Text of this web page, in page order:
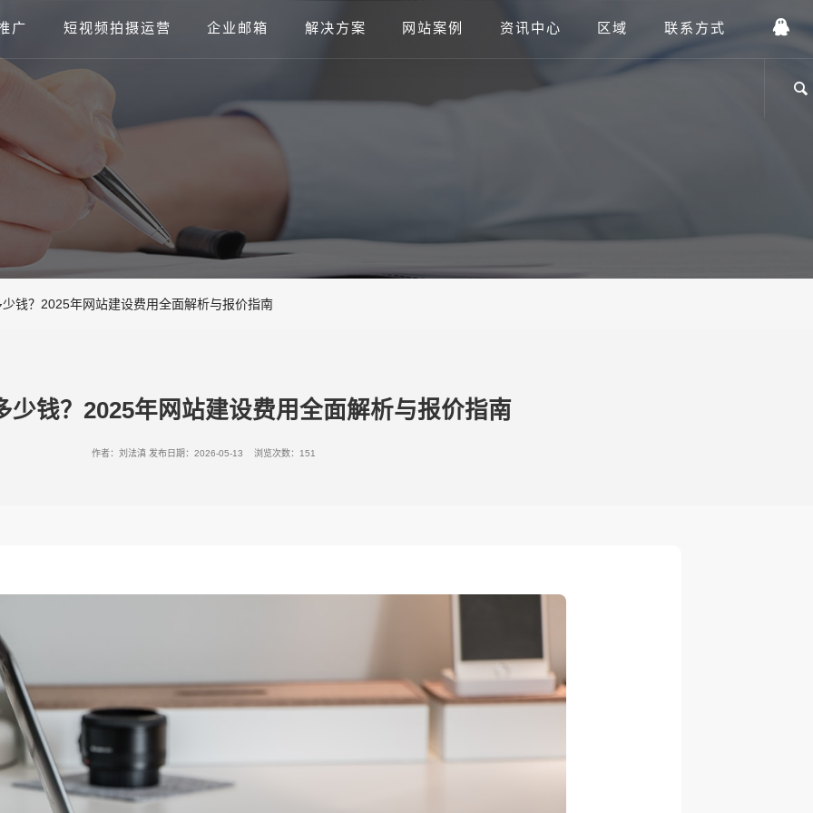
广 短视频拍摄运营 企业邮箱 解决方案 网站案例 资讯中心 区域 联系方式
钱？2025年网站建设费用全面解析与报价指南
少钱？2025年网站建设费用全面解析与报价指南
作者：刘法滇 发布日期：2026-05-13 浏览次数：151